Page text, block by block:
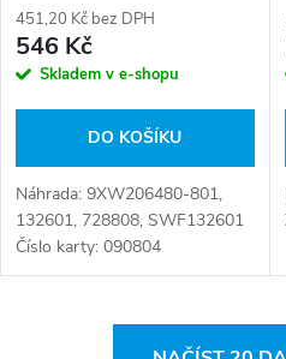
451,20 Kč bez DPH
546 Kč
Skladem v e-shopu
DO KOŠÍKU
Náhrada: 9XW206480-801,
132601, 728808, SWF132601
Číslo karty: 090804